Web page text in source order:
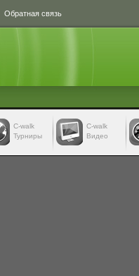
Обратная связь
С-walk
Турниры
С-walk
Видео